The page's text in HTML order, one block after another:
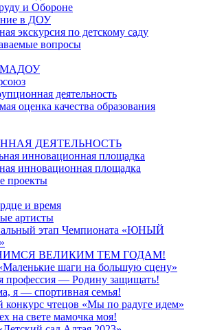
и Обороне
в ДОУ
экскурсия по детскому саду
вопросы
МАДОУ
деятельность
оценка качества образования
ДЕЯТЕЛЬНОСТЬ
инновационная площадка
инновационная площадка
проекты
и время
артисты
этап Чемпионата «ЮНЫЙ
ВЕЛИКИМ ТЕМ ГОДАМ!
шаги на большую сцену»
профессия — Родину защищать!
я — спортивная семья!
конкурс чтецов «Мы по радуге идем»
на свете мамочка моя!